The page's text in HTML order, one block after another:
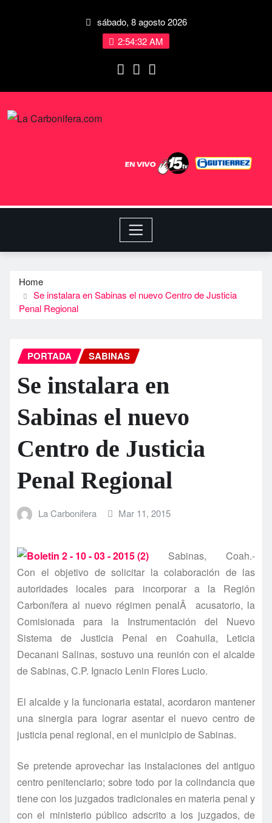
sábado, 8 agosto 2026
2:54:32 AM
Home
Se instalara en Sabinas el nuevo Centro de Justicia
Penal Regional
PORTADA SABINAS
Se instalara en
Sabinas el nuevo
Centro de Justicia
Penal Regional
La Carbonifera Mar 11, 2015
Sabinas, Coah.-
Con el objetivo de solicitar la colaboración de las
autoridades locales para incorporar a la Región
Carboní­fera al nuevo régimen penalÂ acusatorio, la
Comisionada para la Instrumentación del Nuevo
Sistema de Justicia Penal en Coahuila, Leticia
Decanani Salinas, sostuvo una reunión con el alcalde
de Sabinas, C.P. Ignacio Lenin Flores Lucio.
El alcalde y la funcionaria estatal, acordaron mantener
una sinergia para lograr asentar el nuevo centro de
justicia penal regional, en el municipio de Sabinas.
Se pretende aprovechar las instalaciones del antiguo
centro penitenciario; sobre todo por la colindancia que
tiene con los juzgados tradicionales en materia penal y
con el ministerio público adscrito a los juzgados, de